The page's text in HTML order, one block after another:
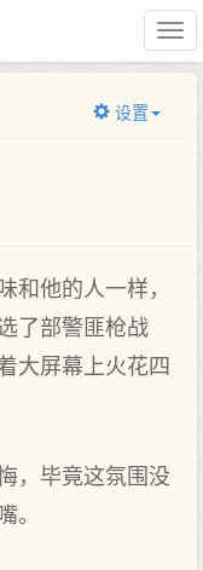
设置
和他的人一样，
了部警匪枪战
大屏幕上火花四
，毕竟这氛围没
。